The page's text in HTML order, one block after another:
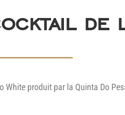
de
produit par la Quinta Do